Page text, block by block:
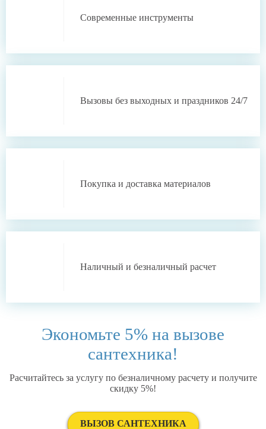
Современные инструменты
Вызовы без выходных и праздников 24/7
Покупка и доставка материалов
Наличный и безналичный расчет
Экономьте 5% на вызове
сантехника!
Расчитайтесь за услугу по безналичному расчету и получите
скидку 5%!
ВЫЗОВ САНТЕХНИКА